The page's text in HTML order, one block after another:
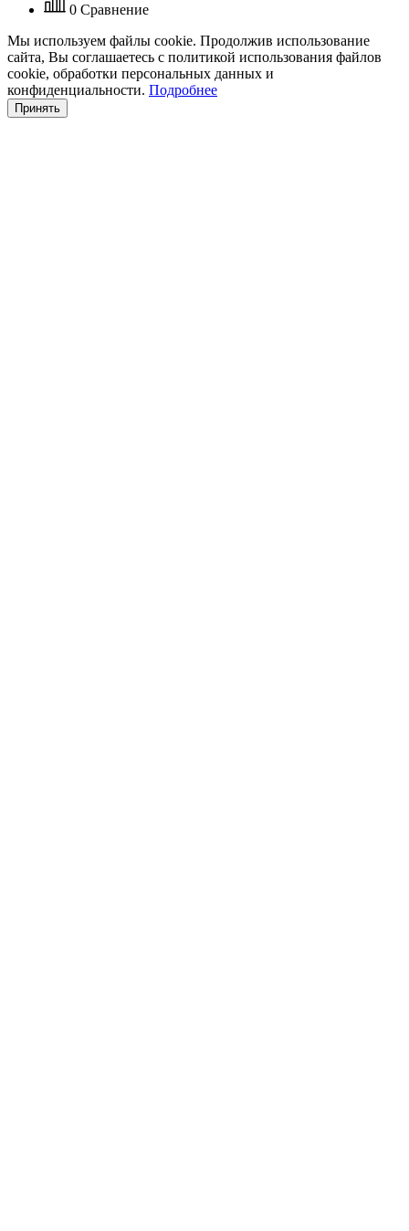
0 Сравнение
Мы используем файлы cookie. Продолжив использование
сайта, Вы соглашаетесь с политикой использования файлов
cookie, обработки персональных данных и
конфиденциальности. Подробнее
Принять